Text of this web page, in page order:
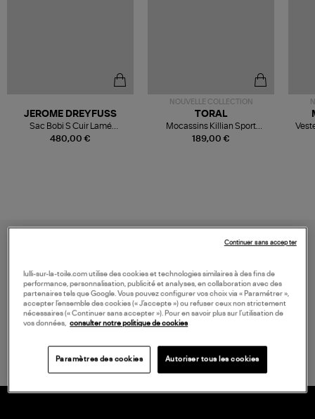
480,00 €
JEROME DREYFUSS
Sac Bobi S Cuir Lamé
Champagne
NOUVELLE COLLECTION
189,00 €
TORAL
Mocassins Killian Sport
Mousse
LIVRAISON GRATUITE
lulli-sur-la-toile.com utilise des cookies et technologies similaires à des fins de
performance, personnalisation, publicité et analyses, en collaboration avec des
partenaires tels que Google. Vous pouvez configurer vos choix via « Paramétrer »,
accepter l’ensemble des cookies (« J’accepte ») ou refuser ceux non strictement
nécessaires (« Continuer sans accepter »). Pour en savoir plus sur l’utilisation de
vos données,
consulter notre politique de cookies
Paramètres des cookies Autoriser tous les cookies
Continuer sans accepter